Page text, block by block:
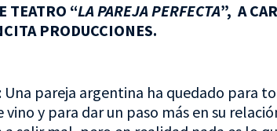
TEATRO “LA PAREJA PERFECTA”, A
PRODUCCIONES.
Una pareja argentina ha quedado para
vino y para dar un paso más en su